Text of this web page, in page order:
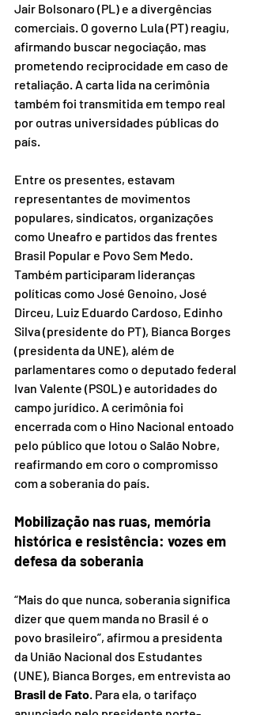
Jair Bolsonaro (PL) e a divergências
comerciais. O governo Lula (PT) reagiu,
afirmando buscar negociação, mas
prometendo reciprocidade em caso de
retaliação. A carta lida na cerimônia
também foi transmitida em tempo real
por outras universidades públicas do
país.
Entre os presentes, estavam
representantes de movimentos
populares, sindicatos, organizações
como Uneafro e partidos das frentes
Brasil Popular e Povo Sem Medo.
Também participaram lideranças
políticas como José Genoino, José
Dirceu, Luiz Eduardo Cardoso, Edinho
Silva (presidente do PT), Bianca Borges
(presidenta da UNE), além de
parlamentares como o deputado federal
Ivan Valente (PSOL) e autoridades do
campo jurídico. A cerimônia foi
encerrada com o Hino Nacional entoado
pelo público que lotou o Salão Nobre,
reafirmando em coro o compromisso
com a soberania do país.
Mobilização nas ruas, memória
histórica e resistência: vozes em
defesa da soberania
“Mais do que nunca, soberania significa
dizer que quem manda no Brasil é o
povo brasileiro”, afirmou a presidenta
da União Nacional dos Estudantes
(UNE), Bianca Borges, em entrevista ao
Brasil de Fato. Para ela, o tarifaço